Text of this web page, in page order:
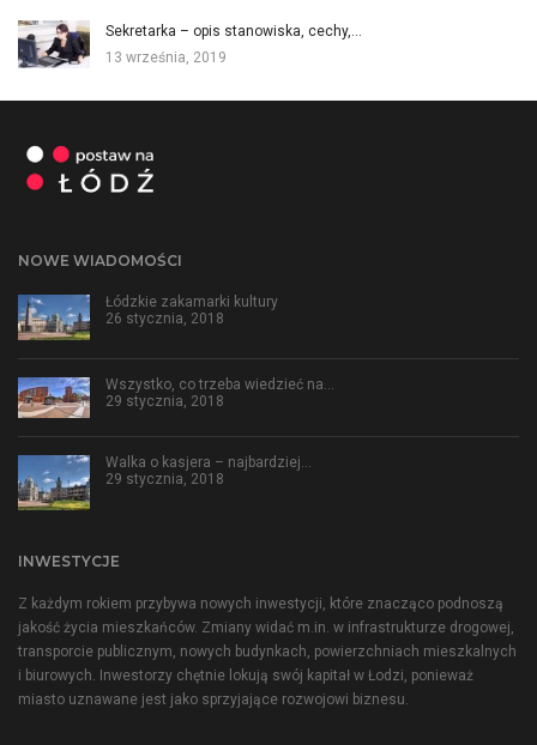
Sekretarka – opis stanowiska, cechy,…
13 września, 2019
NOWE WIADOMOŚCI
Łódzkie zakamarki kultury
26 stycznia, 2018
Wszystko, co trzeba wiedzieć na…
29 stycznia, 2018
Walka o kasjera – najbardziej…
29 stycznia, 2018
INWESTYCJE
Z każdym rokiem przybywa nowych inwestycji, które znacząco podnoszą
jakość życia mieszkańców. Zmiany widać m.in. w infrastrukturze drogowej,
transporcie publicznym, nowych budynkach, powierzchniach mieszkalnych
i biurowych. Inwestorzy chętnie lokują swój kapitał w Łodzi, ponieważ
miasto uznawane jest jako sprzyjające rozwojowi biznesu.